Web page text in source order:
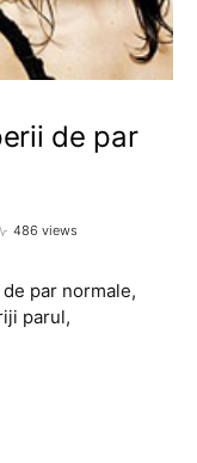
de par
486 views
par normale,
parul,